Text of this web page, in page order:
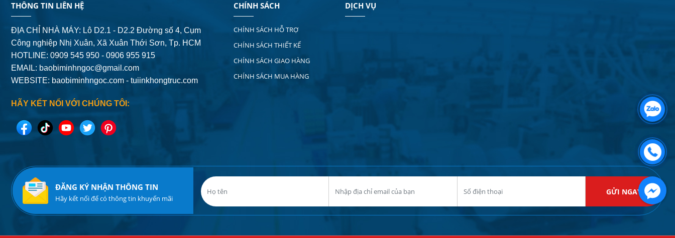
THÔNG TIN LIÊN HỆ
ĐỊA CHỈ NHÀ MÁY: Lô D2.1 - D2.2 Đường số 4, Cụm
Công nghiệp Nhị Xuân, Xã Xuân Thới Sơn, Tp. HCM
HOTLINE: 0909 545 950 - 0906 955 915
EMAIL: baobiminhngoc@gmail.com
WEBSITE: baobiminhngoc.com - tuiinkhongtruc.com
HÃY KẾT NỐI VỚI CHÚNG TÔI:
CHÍNH SÁCH
CHÍNH SÁCH HỖ TRỢ
CHÍNH SÁCH THIẾT KẾ
CHÍNH SÁCH GIAO HÀNG
CHÍNH SÁCH MUA HÀNG
DỊCH VỤ
ĐĂNG KÝ NHẬN THÔNG TIN
Hãy kết nối để có thông tin khuyến mãi